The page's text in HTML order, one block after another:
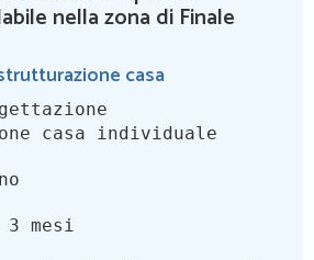
nella zona di Finale
casa
casa individuale
mesi